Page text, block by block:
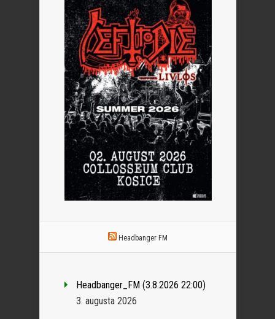
Headbanger FM
Headbanger_FM (3.8.2026 22:00)
3. augusta 2026